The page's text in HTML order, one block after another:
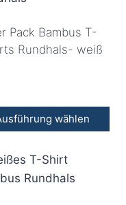
Pack Bambus T-
Rundhals- weiß
wählen